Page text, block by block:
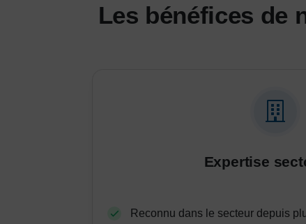
Les bénéfices de
Expertise
Reconnu dans le secteur depuis